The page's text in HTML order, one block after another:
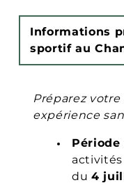
Informations
sportif au
Préparez
expérience
Période
activités
du4